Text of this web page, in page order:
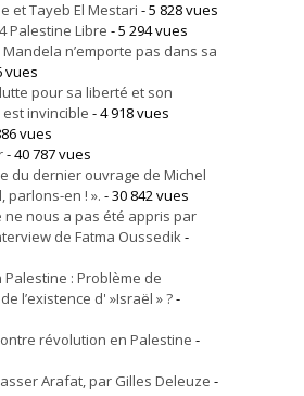
et Tayeb El Mestari - 5 828 vues
Palestine Libre - 5 294 vues
n’emporte pas dans sa
vues
pour sa liberté et son
invincible - 4 918 vues
vues
- 40 787 vues
du dernier ouvrage de Michel
parlons-en ! ». - 30 842 vues
ne nous a pas été appris par
de Fatma Oussedik -
Palestine : Problème de
l’existence d' »Israël » ?-
révolution en Palestine -
Arafat, par Gilles Deleuze -